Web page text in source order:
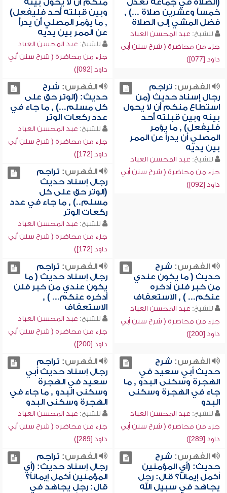
(الصلاة في جماعة تعدل
خمساً وعشرين صلاة ...) ,
فضل المشي إلى الصلاة
للشيخ: عبد المحسن العباد
جزء من محاضرة ( شرح سنن أبي
داود [077])
منكم أن لا يحول بينه
وبين قبلته أحد فليفعل)
, ما يؤمر المصلي أن يدرأ
عن الممر بين يديه
للشيخ: عبد المحسن العباد
جزء من محاضرة ( شرح سنن أبي
داود [092])
الفهرس: تراجم
رجال إسناد حديث (من
استطاع منكم أن لا يحول
بينه وبين قبلته أحد
فليفعل) , ما يؤمر
المصلي أن يدرأ عن الممر
بين يديه
للشيخ: عبد المحسن العباد
جزء من محاضرة ( شرح سنن أبي
داود [092])
الفهرس: شرح
حديث: (الوتر حق على
كل مسلم...) , ما جاء في
عدد ركعات الوتر
للشيخ: عبد المحسن العباد
جزء من محاضرة ( شرح سنن أبي
داود [172])
الفهرس: تراجم
رجال إسناد حديث
(الوتر حق على كل
مسلم..) , ما جاء في عدد
ركعات الوتر
للشيخ: عبد المحسن العباد
جزء من محاضرة ( شرح سنن أبي
داود [172])
الفهرس: شرح
حديث ( ما يكون عندي
من خبر فلن أدخره
عنكم... ) , الاستعفاف
للشيخ: عبد المحسن العباد
جزء من محاضرة ( شرح سنن أبي
داود [200])
الفهرس: تراجم
رجال إسناد حديث ( ما
يكون عندي من خبر فلن
أدخره عنكم... ) ,
الاستعفاف
للشيخ: عبد المحسن العباد
جزء من محاضرة ( شرح سنن أبي
داود [200])
الفهرس: شرح
حديث أبي سعيد في
الهجرة وسكنى البدو , ما
جاء في الهجرة وسكنى
البدو
للشيخ: عبد المحسن العباد
جزء من محاضرة ( شرح سنن أبي
داود [289])
الفهرس: تراجم
رجال إسناد حديث أبي
سعيد في الهجرة
وسكنى البدو , ما جاء في
الهجرة وسكنى البدو
للشيخ: عبد المحسن العباد
جزء من محاضرة ( شرح سنن أبي
داود [289])
الفهرس: شرح
حديث: (أي المؤمنين
أكمل إيماناً؟ قال: رجل
يجاهد في سبيل الله
الفهرس: تراجم
رجال إسناد حديث: (أي
المؤمنين أكمل إيماناً؟
قال: رجل يجاهد في